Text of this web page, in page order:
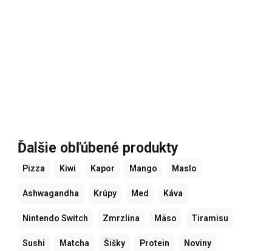
Ďalšie obľúbené produkty
Pizza Kiwi Kapor Mango Maslo
Ashwagandha Krúpy Med Káva
Nintendo Switch Zmrzlina Mäso Tiramisu
Sushi Matcha Šišky Protein Noviny